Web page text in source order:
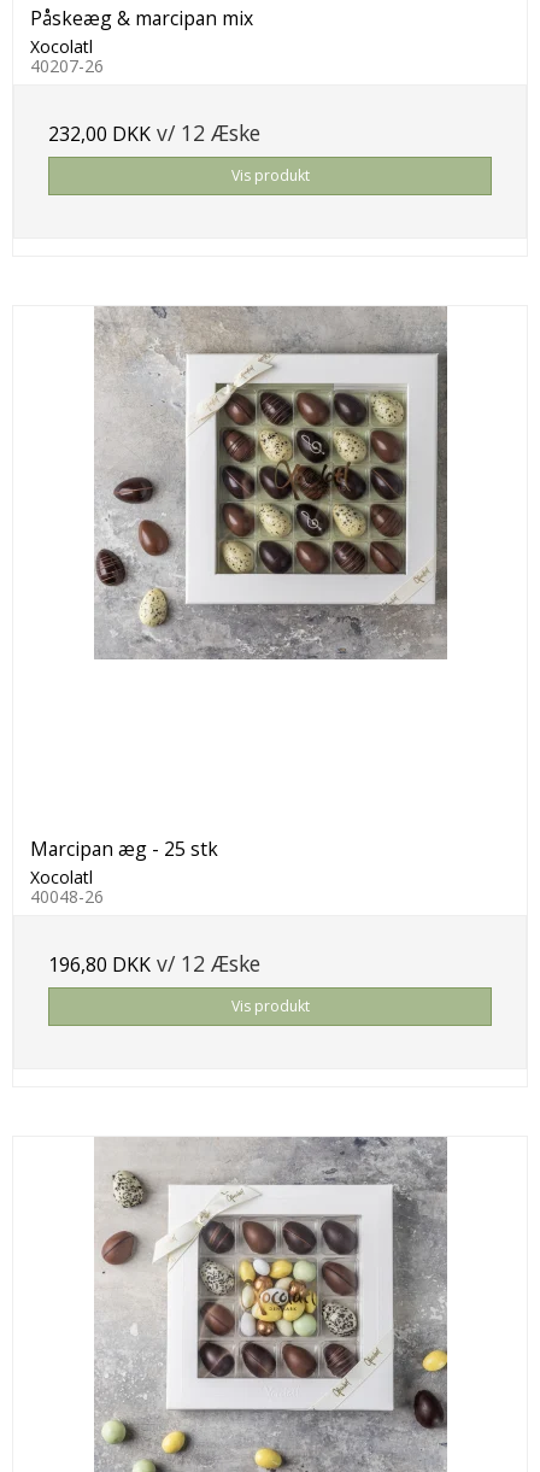
Påskeæg & marcipan mix
Xocolatl
40207-26
232,00 DKK v/ 12 Æske
Vis produkt
Marcipan æg - 25 stk
Xocolatl
40048-26
196,80 DKK v/ 12 Æske
Vis produkt